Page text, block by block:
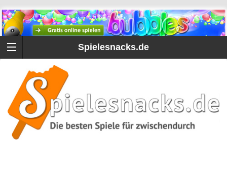
Spielesnacks.de